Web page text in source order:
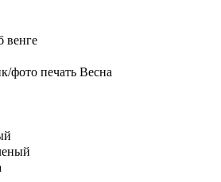
венге
фото печать Весна